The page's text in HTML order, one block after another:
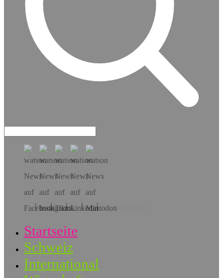
Hol dir die App!
Startseite
Schweiz
International